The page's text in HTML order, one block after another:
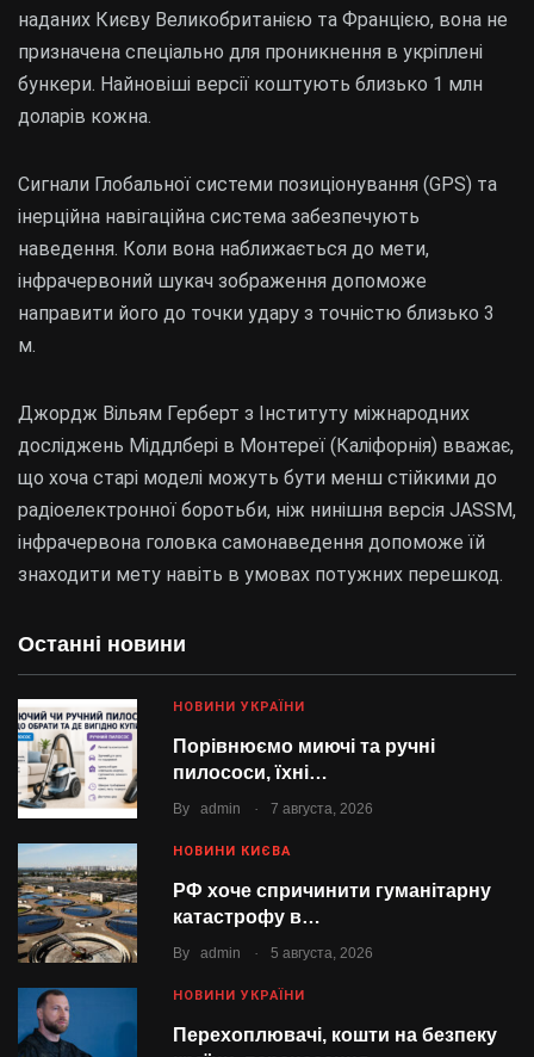
Останні новини
НОВИНИ УКРАЇНИ
Порівнюємо миючі та ручні
пилососи, їхні…
By admin . 7 августа, 2026
НОВИНИ КИЄВА
РФ хоче спричинити гуманітарну
катастрофу в…
By admin . 5 августа, 2026
НОВИНИ УКРАЇНИ
Перехоплювачі, кошти на безпеку
наданих Києву Великобританією та Францією, вона не
призначена спеціально для проникнення в укріплені
бункери. Найновіші версії коштують близько 1 млн
доларів кожна.
Сигнали Глобальної системи позиціонування (GPS) та
інерційна навігаційна система забезпечують
наведення. Коли вона наближається до мети,
інфрачервоний шукач зображення допоможе
направити його до точки удару з точністю близько 3
м.
Джордж Вільям Герберт з Інституту міжнародних
досліджень Міддлбері в Монтереї (Каліфорнія) вважає,
що хоча старі моделі можуть бути менш стійкими до
радіоелектронної боротьби, ніж нинішня версія JASSM,
інфрачервона головка самонаведення допоможе їй
знаходити мету навіть в умовах потужних перешкод.